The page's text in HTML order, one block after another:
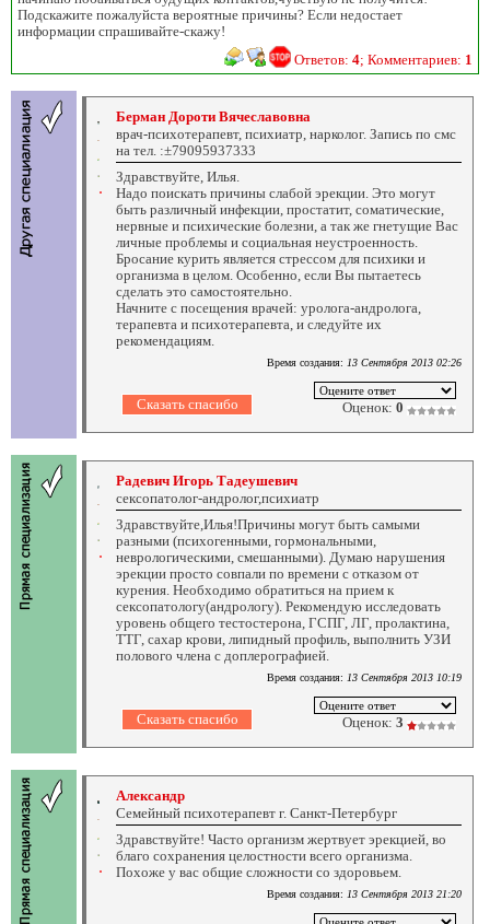
Подскажите пожалуйста вероятные причины? Если недостает
информации спрашивайте-скажу!
Ответов: 4; Комментариев: 1
Берман Дороти Вячеславовна
врач-психотерапевт, психиатр, нарколог. Запись по смс
на тел. :±79095937333
Здравствуйте, Илья.
Надо поискать причины слабой эрекции. Это могут
быть различный инфекции, простатит, соматические,
нервные и психические болезни, а так же гнетущие Вас
личные проблемы и социальная неустроенность.
Бросание курить является стрессом для психики и
организма в целом. Особенно, если Вы пытаетесь
сделать это самостоятельно.
Начните с посещения врачей: уролога-андролога,
терапевта и психотерапевта, и следуйте их
рекомендациям.
Время создания: 13 Сентября 2013 02:26
Оценок: 0
Радевич Игорь Тадеушевич
сексопатолог-андролог,психиатр
Здравствуйте,Илья!Причины могут быть самыми
разными (психогенными, гормональными,
неврологическими, смешанными). Думаю нарушения
эрекции просто совпали по времени с отказом от
курения. Необходимо обратиться на прием к
сексопатологу(андрологу). Рекомендую исследовать
уровень общего тестостерона, ГСПГ, ЛГ, пролактина,
ТТГ, сахар крови, липидный профиль, выполнить УЗИ
полового члена с доплерографией.
Время создания: 13 Сентября 2013 10:19
Оценок: 3
Александр
Семейный психотерапевт г. Санкт-Петербург
Здравствуйте! Часто организм жертвует эрекцией, во
благо сохранения целостности всего организма.
Похоже у вас общие сложности со здоровьем.
Время создания: 13 Сентября 2013 21:20